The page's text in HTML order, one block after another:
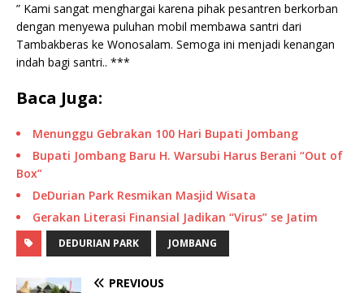
” Kami sangat menghargai karena pihak pesantren berkorban
dengan menyewa puluhan mobil membawa santri dari
Tambakberas ke Wonosalam. Semoga ini menjadi kenangan
indah bagi santri.. ***
Baca Juga:
Menunggu Gebrakan 100 Hari Bupati Jombang
Bupati Jombang Baru H. Warsubi Harus Berani “Out of
Box”
DeDurian Park Resmikan Masjid Wisata
Gerakan Literasi Finansial Jadikan “Virus” se Jatim
DEDURIAN PARK JOMBANG
PREVIOUS